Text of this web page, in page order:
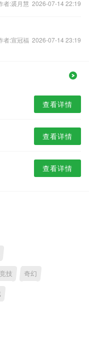
者:裘月慧 2026-07-14 22:19
者:宣冠福 2026-07-14 23:19
查看详情
查看详情
查看详情
技 奇幻